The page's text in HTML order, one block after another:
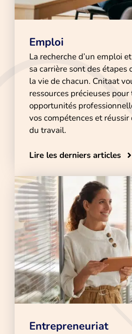
Emploi
La recherche d’un emploi
sa carrière sont des étapes
la vie de chacun. Cnitaat
ressources précieuses
opportunités
vos compétences et
du travail.
Lire les derniers articles
Entrepreneuriat